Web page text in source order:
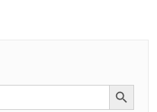
Search Button